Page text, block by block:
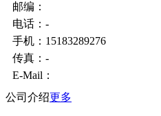
邮编：
电话：-
手机：15183289276
传真：-
E-Mail：
公司介绍更多